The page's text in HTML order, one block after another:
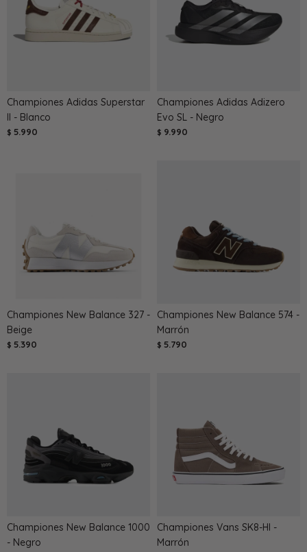
Championes Adidas Superstar
II - Blanco
$ 5.990
Championes Adidas Adizero
Evo SL - Negro
$ 9.990
Championes New Balance 327 -
Beige
$ 5.390
Championes New Balance 574 -
Marrón
$ 5.790
Championes New Balance 1000
- Negro
Championes Vans SK8-HI -
Marrón